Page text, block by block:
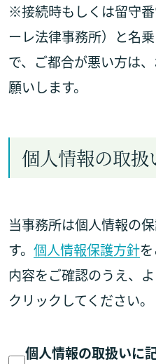
※接続時もしくは留守
ーレ法律事務所）と名
で、ご都合が悪い方は
願いします。
個人情報の取扱
当事務所は個人情報の
す。 個人情報保護方針を
内容をご確認のうえ、
クリックしてください。
個人情報の取扱いに